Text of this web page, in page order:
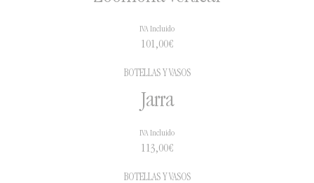
101,00€
IVA Incluido
BOTELLAS Y VASOS
Jarra
113,00€
IVA Incluido
BOTELLAS Y VASOS